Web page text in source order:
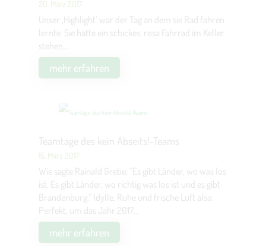
20. März 2017
Unser ‚Highlight’ war der Tag an dem sie Rad fahren
lernte. Sie hatte ein schickes, rosa Fahrrad im Keller
stehen...
mehr erfahren
15. März 2017
Wie sagte Rainald Grebe: “Es gibt Länder, wo was los
ist. Es gibt Länder, wo richtig was los ist und es gibt
Brandenburg.” Idylle, Ruhe und frische Luft also.
Perfekt, um das Jahr 2017...
mehr erfahren